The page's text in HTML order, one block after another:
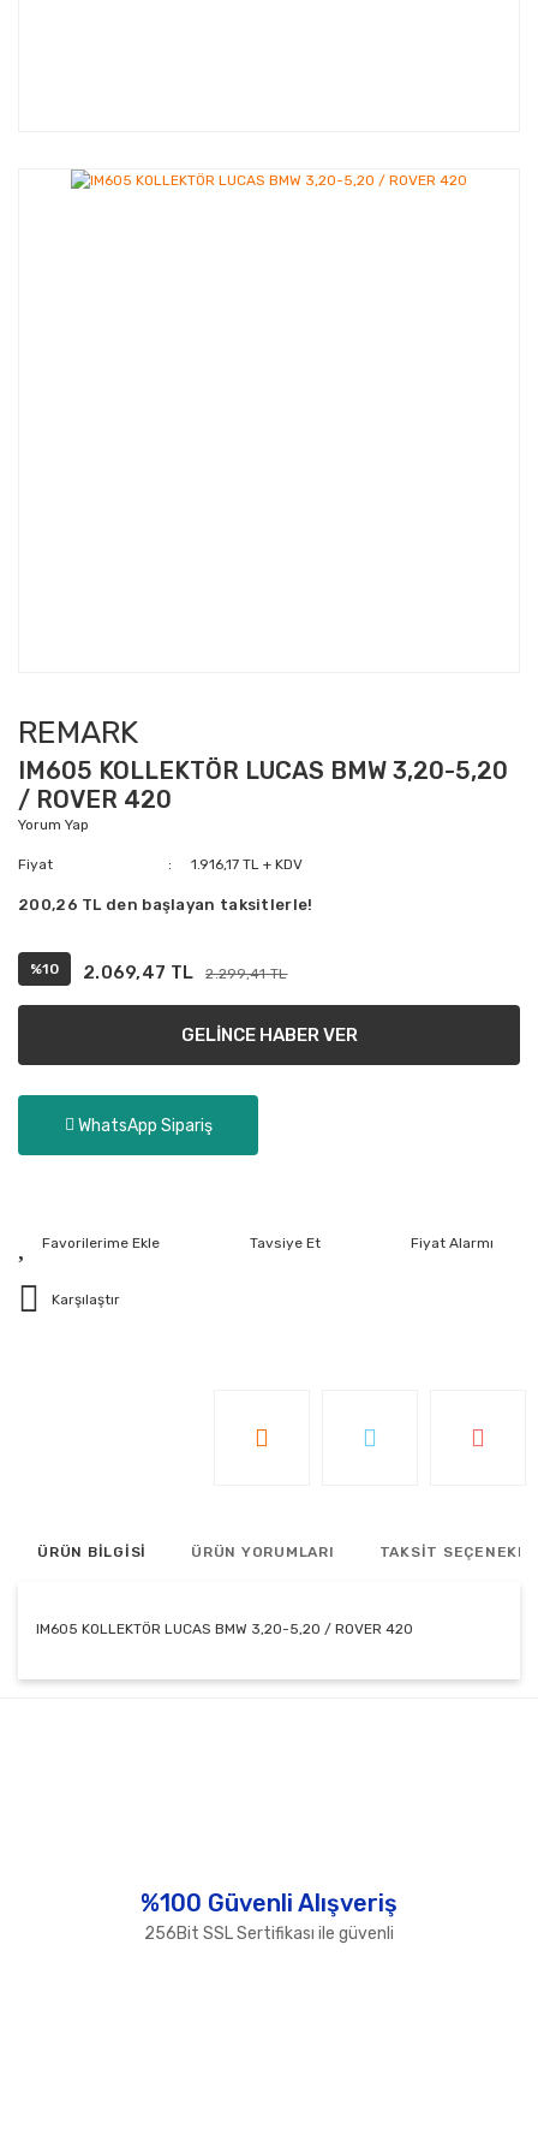
REMARK
IM605 KOLLEKTÖR LUCAS BMW 3,20-5,20
/ ROVER 420
Yorum Yap
Fiyat 1.916,17 TL + KDV
200,26 TL den başlayan taksitlerle!
%10 2.069,47 TL 2.299,41 TL
GELİNCE HABER VER
WhatsApp Sipariş
Tavsiye Et Fiyat Alarmı
Karşılaştır
ÜRÜN BİLGİSİ ÜRÜN YORUMLARI TAKSİT
IM605 KOLLEKTÖR LUCAS BMW 3,20-5,20 / ROVER 420
Ürün fiyatı diğer sitelerden daha pahalı.
%100 Güvenli Alışveriş
256Bit SSL Sertifikası ile güvenli